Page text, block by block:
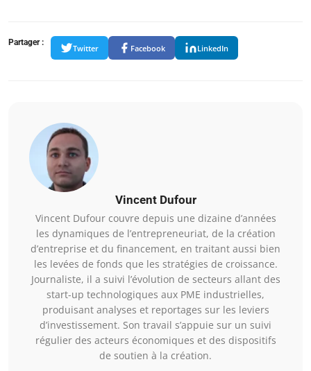
Partager :
Twitter Facebook LinkedIn
Vincent Dufour
Vincent Dufour couvre depuis une dizaine d’années
les dynamiques de l’entrepreneuriat, de la création
d’entreprise et du financement, en traitant aussi bien
les levées de fonds que les stratégies de croissance.
Journaliste, il a suivi l’évolution de secteurs allant des
start-up technologiques aux PME industrielles,
produisant analyses et reportages sur les leviers
d’investissement. Son travail s’appuie sur un suivi
régulier des acteurs économiques et des dispositifs
de soutien à la création.